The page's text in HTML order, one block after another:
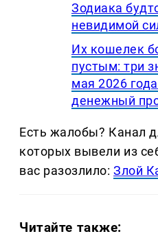
Зодиака
невидимой
Их кошелек
пустым: три
мая 2026
денежный
Есть жалобы? Канал
которых вывели из
вас разозлило:Злой
Читайте также: